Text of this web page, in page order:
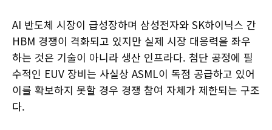
AI 반도체 시장이 급성장하며 삼성전자와 SK하이닉스 간
HBM 경쟁이 격화되고 있지만 실제 시장 대응력을 좌우
하는 것은 기술이 아니라 생산 인프라다. 첨단 공정에 필
수적인 EUV 장비는 사실상 ASML이 독점 공급하고 있어
이를 확보하지 못할 경우 경쟁 참여 자체가 제한되는 구조
다.